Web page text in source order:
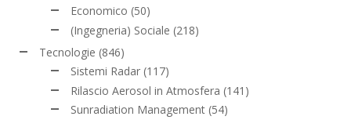
Economico (50)
(Ingegneria) Sociale (218)
Tecnologie (846)
Sistemi Radar (117)
Rilascio Aerosol in Atmosfera (141)
Sunradiation Management (54)